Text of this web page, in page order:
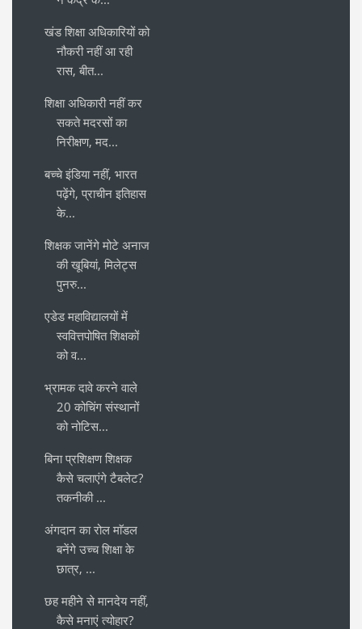
खंड शिक्षा अधिकारियों को
नौकरी नहीं आ रही
रास, बीत...
शिक्षा अधिकारी नहीं कर
सकते मदरसों का
निरीक्षण, मद...
बच्चे इंडिया नहीं, भारत
पढ़ेंगे, प्राचीन इतिहास
के...
शिक्षक जानेंगे मोटे अनाज
की खूबियां, मिलेट्स
पुनरु...
एडेड महाविद्यालयों में
स्ववित्तपोषित शिक्षकों
को व...
भ्रामक दावे करने वाले
20 कोचिंग संस्थानों
को नोटिस...
बिना प्रशिक्षण शिक्षक
कैसे चलाएंगे टैबलेट?
तकनीकी ...
अंगदान का रोल माॅडल
बनेंगे उच्च शिक्षा के
छात्र, ...
छह महीने से मानदेय नहीं,
कैसे मनाएं त्योहार?